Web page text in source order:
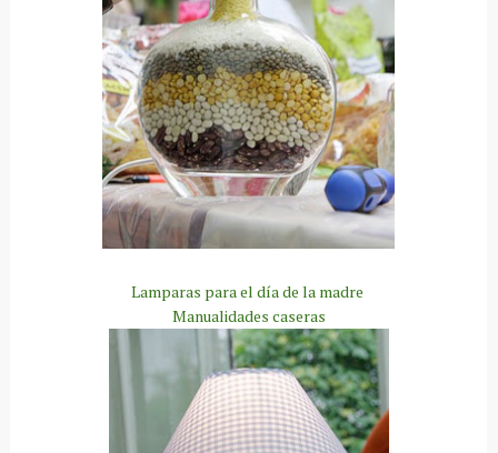
Lamparas para el día de la madre
Manualidades caseras